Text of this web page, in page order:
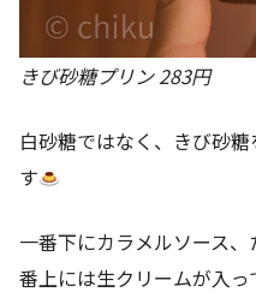
きび砂糖プリン 283円
白砂糖ではなく、きび砂
す
一番下にカラメルソース
番上には生クリームが入